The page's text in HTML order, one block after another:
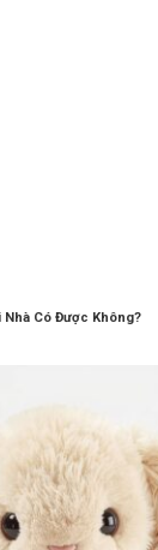
Nhà Có Được Không?